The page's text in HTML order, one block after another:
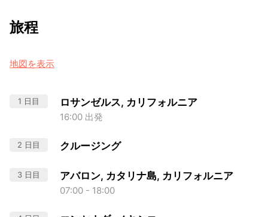
旅程
地図を表示
1 日目 ロサンゼルス, カリフォルニア
16:00 出発
2 日目 クルージング
3 日目 アバロン, カタリナ島, カリフォルニア
07:00 - 18:00